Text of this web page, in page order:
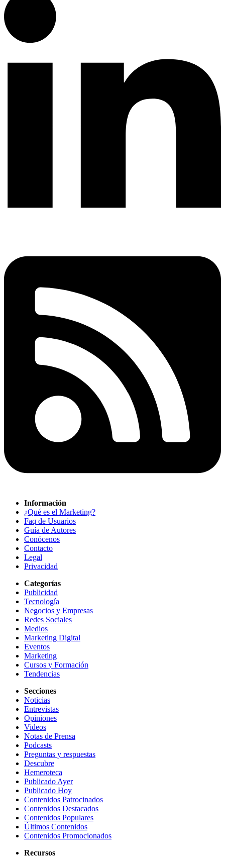
Información
¿Qué es el Marketing?
Faq de Usuarios
Guía de Autores
Conócenos
Contacto
Legal
Privacidad
Categorías
Publicidad
Tecnología
Negocios y Empresas
Redes Sociales
Medios
Marketing Digital
Eventos
Marketing
Cursos y Formación
Tendencias
Secciones
Noticias
Entrevistas
Opiniones
Videos
Notas de Prensa
Podcasts
Preguntas y respuestas
Descubre
Hemeroteca
Publicado Ayer
Publicado Hoy
Contenidos Patrocinados
Contenidos Destacados
Contenidos Populares
Últimos Contenidos
Contenidos Promocionados
Recursos